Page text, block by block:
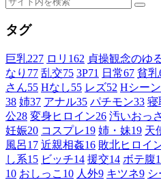
タグ
巨乳227 ロリ 162 貞操観念のゆ
なり 77 乱交75 3P71 日常67 貧乳
さん55 Hなし55 レズ52 Hシーン
38 姉37 アナル35 パチモン33 寝
公28 変身ヒロイン26 汚いおっ
妊娠20 コスプレ19 姉・妹19 天
風呂17 近親相姦16 敗北ヒロイ
し系15 ビッチ14 援交14 ボテ腹
10 おしっこ 10 人外9 キツネ9